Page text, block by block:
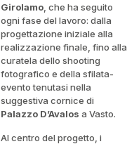
Girolamo, che ha seguito
ogni fase del lavoro: dalla
progettazione iniziale alla
realizzazione finale, fino alla
curatela dello shooting
fotografico e della sfilata-
evento tenutasi nella
suggestiva cornice di
Palazzo D’Avalos a Vasto.
Al centro del progetto, i